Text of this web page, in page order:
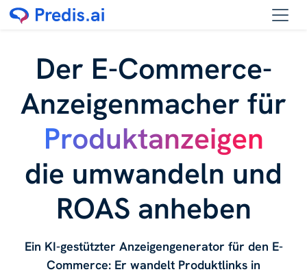
Der E-Commerce-
Anzeigenmacher für
Produktanzeigen
die umwandeln und
ROAS anheben
Ein KI-gestützter Anzeigengenerator für den E-
Commerce: Er wandelt Produktlinks in